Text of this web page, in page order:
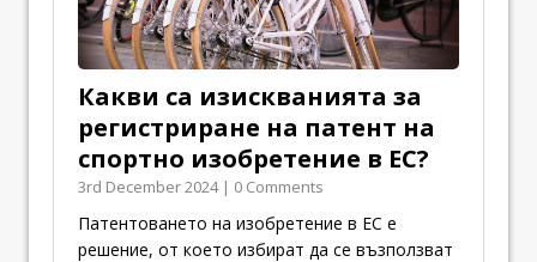
Какви са изискванията за
регистриране на патент на
спортно изобретение в ЕС?
3rd December 2024 | 0 Comments
Патентоването на изобретение в ЕС е
решение, от което избират да се възползват